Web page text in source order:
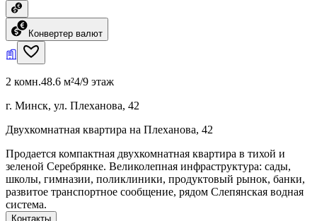
Конвертер валют
2 комн.48.6 м²4/9 этаж
г. Минск, ул. Плеханова, 42
Двухкомнатная квартира на Плеханова, 42
Продается компактная двухкомнатная квартира в тихой и
зеленой Серебрянке. Великолепная инфраструктура: сады,
школы, гимназии, поликлиники, продуктовый рынок, банки,
развитое транспортное сообщение, рядом Слепянская водная
система.
Контакты